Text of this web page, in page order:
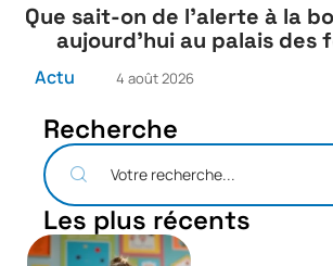
Que sait-on de l’alerte à la
aujourd’hui au palais des
Actu 4 août 2026
Recherche
Les plus récents